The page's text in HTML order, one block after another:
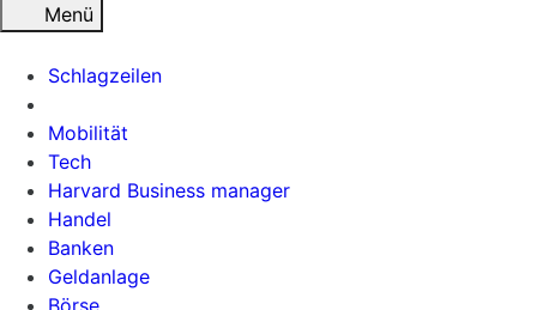
Menü
Schlagzeilen
Mobilität
Tech
Harvard Business manager
Handel
Banken
Geldanlage
Börse